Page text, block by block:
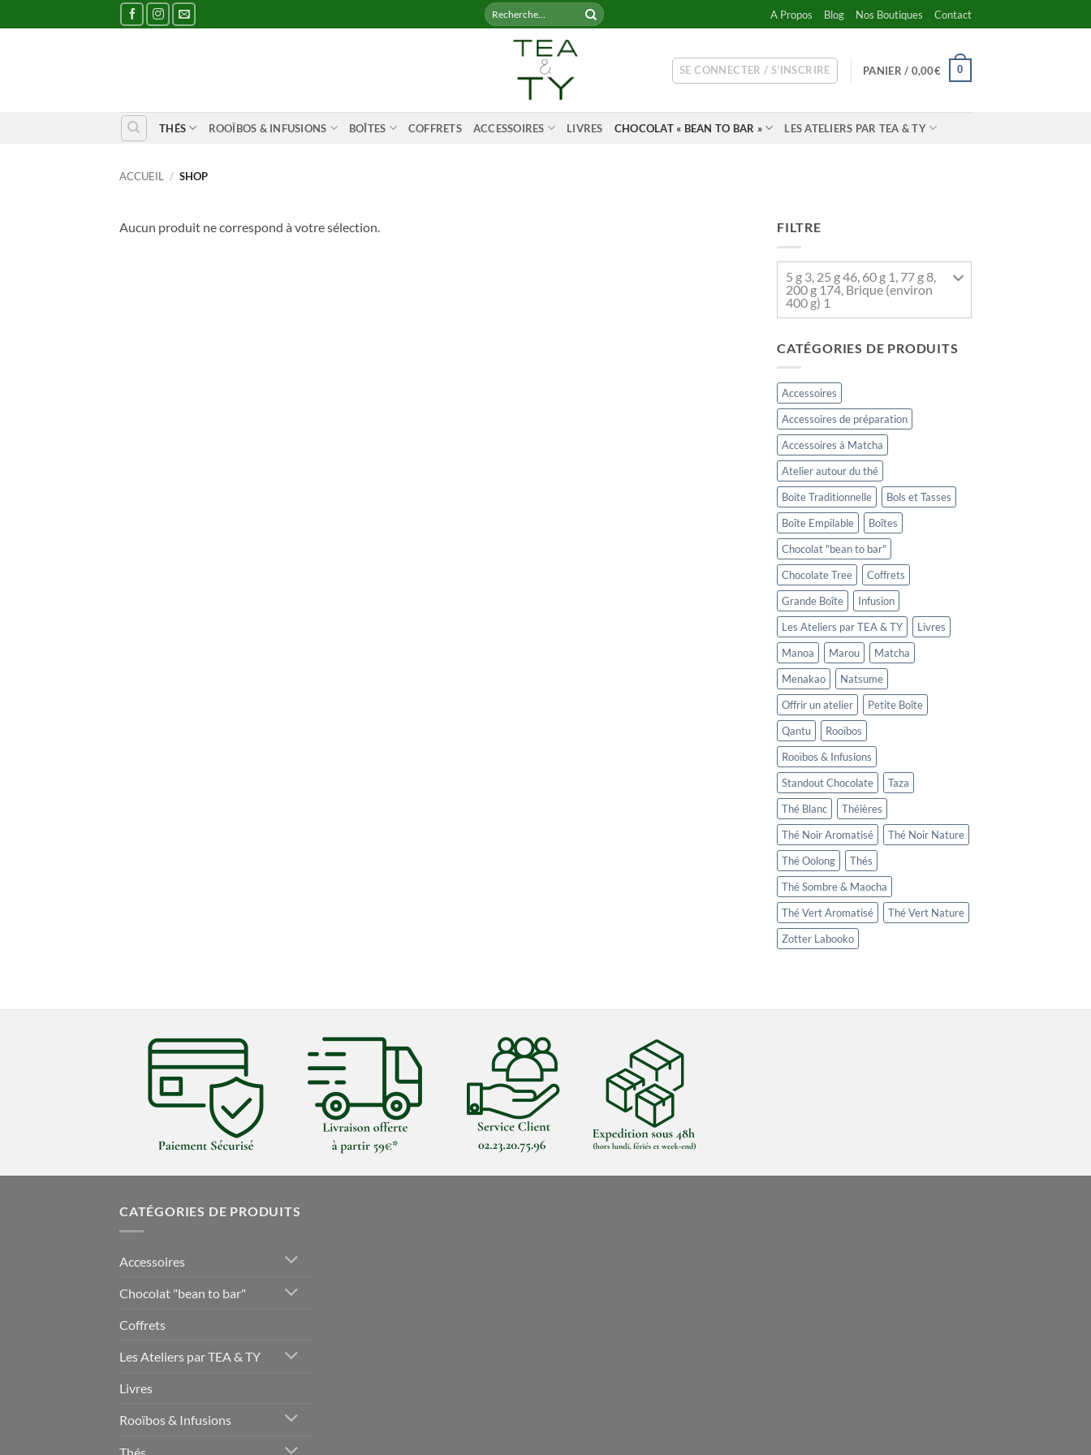
au
Recherche
pour :
A Propos Blog Nos Boutiques Contact
SE CONNECTER / S’INSCRIRE PANIER / 0,00€ 0
THÉS ROOÏBOS & INFUSIONS BOÎTES COFFRETS ACCESSOIRES LIVRES CHOCOLAT « BEAN TO BAR » LES ATELIERS PAR TEA & TY
ACCUEIL / SHOP
Aucun produit ne correspond à votre sélection. FILTRE
5 g 3, 25 g 46, 60 g 1, 77 g 8,
200 g 174, Brique (environ
400 g) 1
CATÉGORIES DE PRODUITS
Accessoires
Accessoires de préparation
Accessoires à Matcha
Atelier autour du thé
Boite Traditionnelle
Bols et Tasses
Boîte Empilable
Boîtes
Chocolat "bean to bar"
Chocolate Tree
Coffrets
Grande Boîte
Infusion
Les Ateliers par TEA & TY
Livres
Manoa
Marou
Matcha
Menakao
Natsume
Offrir un atelier
Petite Boîte
Qantu
Rooïbos
Rooïbos & Infusions
Standout Chocolate
Taza
Thé Blanc
Théières
Thé Noir Aromatisé
Thé Noir Nature
Thé Oolong
Thés
Thé Sombre & Maocha
Thé Vert Aromatisé
Thé Vert Nature
Zotter Labooko
CATÉGORIES DE PRODUITS
Accessoires
Chocolat "bean to bar"
Coffrets
Les Ateliers par TEA & TY
Livres
Rooïbos & Infusions